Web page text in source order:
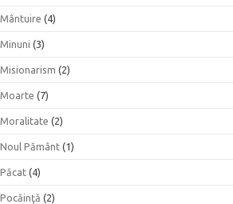
Mântuire (4)
Minuni (3)
Misionarism (2)
Moarte (7)
Moralitate (2)
Noul Pământ (1)
Păcat (4)
Pocăinţă (2)